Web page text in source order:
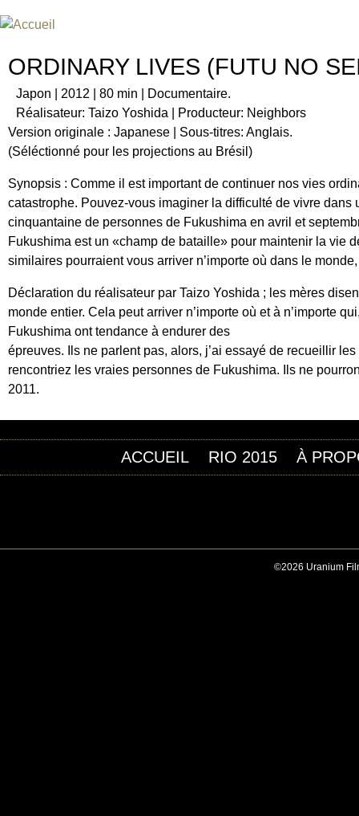
ORDINARY LIVES (FUTU NO
Japon | 2012 | 80 min | Documentaire.
Réalisateur: Taizo Yoshida | Producteur: Neighbors
Version originale : Japanese | Sous-titres: Anglais.
(Séléctionné pour les projections au Brésil)
Synopsis : Comme il est important de continuer nos vies
catastrophe. Pouvez-vous imaginer la difficulté de vivre
cinquantaine de personnes de Fukushima en avril et
Fukushima est un «champ de bataille» pour maintenir la vie
similaires pourraient vous arriver n’importe où dans le
Déclaration du réalisateur par Taizo Yoshida ; les mères
monde entier. Cela peut arriver n’importe où et à n’importe
Fukushima ont tendance à endurer des
épreuves. Ils ne parlent pas, alors, j’ai essayé de recueillir
rencontriez les vraies personnes de Fukushima. Ils ne
2011.
ACCUEIL RIO 2015 À
©2026 Uranium